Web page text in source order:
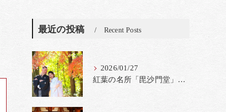
最近の投稿 Recent Posts
2026/01/27
紅葉の名所「毘沙門堂」撮影料金改定